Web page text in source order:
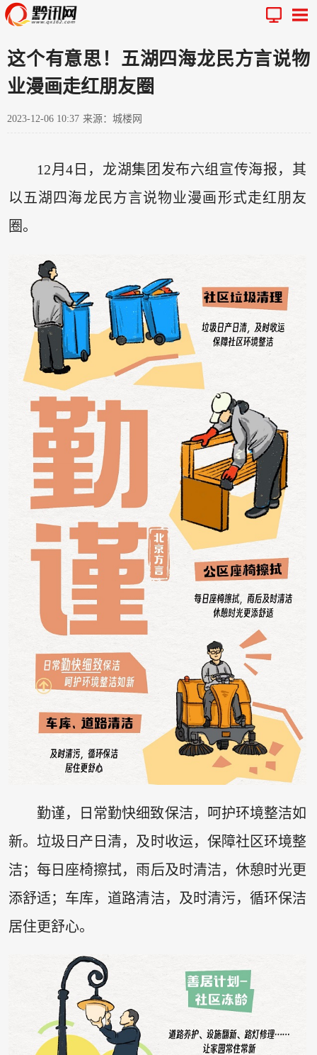
这个有意思！五湖四海龙民方言说物
业漫画走红朋友圈
2023-12-06 10:37 来源：城楼网
12月4日，龙湖集团发布六组宣传海报，其
以五湖四海龙民方言说物业漫画形式走红朋友
圈。
勤谨，日常勤快细致保洁，呵护环境整洁如
新。垃圾日产日清，及时收运，保障社区环境整
洁；每日座椅擦拭，雨后及时清洁，休憩时光更
添舒适；车库，道路清洁，及时清污，循环保洁
居住更舒心。